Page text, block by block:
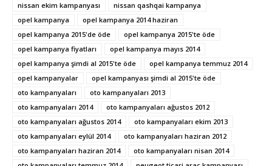
nissan ekim kampanyası
nissan qashqai kampanya
opel kampanya
opel kampanya 2014 haziran
opel kampanya 2015'de öde
opel kampanya 2015'te öde
opel kampanya fiyatları
opel kampanya mayıs 2014
opel kampanya şimdi al 2015'te öde
opel kampanya temmuz 2014
opel kampanyalar
opel kampanyası şimdi al 2015'te öde
oto kampanyaları
oto kampanyaları 2013
oto kampanyaları 2014
oto kampanyaları ağustos 2012
oto kampanyaları ağustos 2014
oto kampanyaları ekim 2013
oto kampanyaları eylül 2014
oto kampanyaları haziran 2012
oto kampanyaları haziran 2014
oto kampanyaları nisan 2014